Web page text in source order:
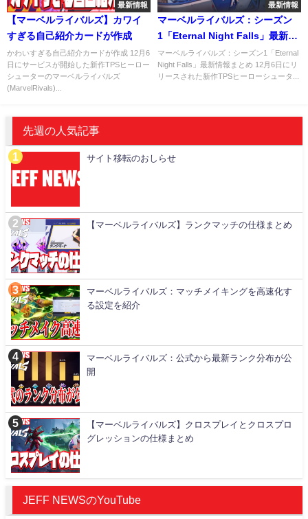
最新情報
【マーベルライバルズ】カワイ
すぎる自己紹介カードが作成
かわいすぎる自己紹介カードが作成 12月6
日にサービスが開始した新作TPSヒーロー
シューターのマーベルライバルズ
(MarvelRivals)...
最新情報
マーベルライバルズ：シーズン
1「Eternal Night Falls」最新情
報まとめ
マーベルライバルズ：シーズン1「Eternal
Night Falls」最新情報まとめ 12月6日にリ
リースされた新作TPSヒーローシュータ...
先週の人気記事
サイト移転のおしらせ
【マーベルライバルズ】ランクマッチの仕様まとめ
マーベルライバルズ：マッチメイキングを高速化す
る設定を紹介
マーベルライバルズ：公式から最新ランク分布が公
開
【マーベルライバルズ】クロスプレイとクロスプロ
グレッションの仕様まとめ
JEFF NEWSのYouTube